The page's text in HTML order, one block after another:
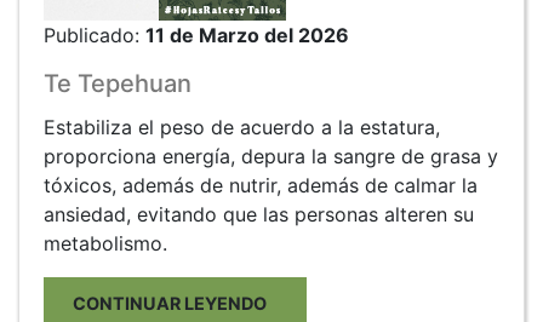
Publicado: 11 de Marzo del 2026
Te Tepehuan
Estabiliza el peso de acuerdo a la estatura,
proporciona energía, depura la sangre de grasa y
tóxicos, además de nutrir, además de calmar la
ansiedad, evitando que las personas alteren su
metabolismo.
CONTINUAR LEYENDO